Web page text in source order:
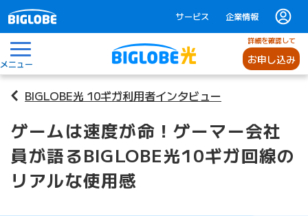
サービス 企業情報
メニュー
詳細を確認して
お申し込み
BIGLOBE光 10ギガ利用者インタビュー
ゲームは速度が命！ゲーマー会社
員が語るBIGLOBE光10ギガ回線の
リアルな使用感